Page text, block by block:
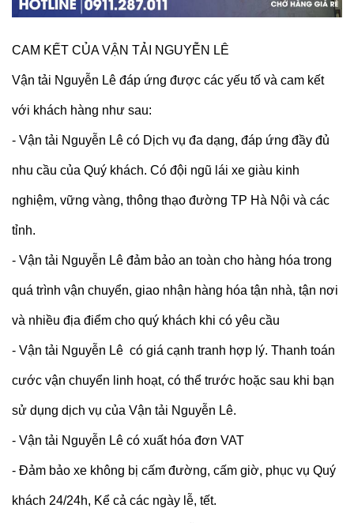
CAM KẾT CỦA VẬN TẢI NGUYỄN LÊ
Vận tải Nguyễn Lê đáp ứng được các yếu tố và cam kết
với khách hàng như sau:
- Vận tải Nguyễn Lê có Dịch vụ đa dạng, đáp ứng đầy đủ
nhu cầu của Quý khách. Có đội ngũ lái xe giàu kinh
nghiệm, vững vàng, thông thạo đường TP Hà Nội và các
tỉnh.
- Vận tải Nguyễn Lê đảm bảo an toàn cho hàng hóa trong
quá trình vận chuyển, giao nhận hàng hóa tận nhà, tận nơi
và nhiều địa điểm cho quý khách khi có yêu cầu
- Vận tải Nguyễn Lê có giá cạnh tranh hợp lý. Thanh toán
cước vận chuyển linh hoạt, có thể trước hoặc sau khi bạn
sử dụng dịch vụ của Vận tải Nguyễn Lê.
- Vận tải Nguyễn Lê có xuất hóa đơn VAT
- Đảm bảo xe không bị cấm đường, cấm giờ, phục vụ Quý
khách 24/24h, Kể cả các ngày lễ, tết.